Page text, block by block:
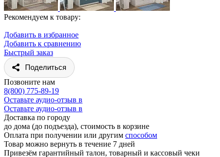
Рекомендуем к товару:
Добавить в избранное
Добавить к сравнению
Быстрый заказ
Поделиться
Позвоните нам
8(800) 775-89-19
Оставьте аудио-отзыв в
Оставьте аудио-отзыв в
Доставка по городу
до дома (до подъезда), стоимость в корзине
Оплата при получении или другим способом
Товар можно вернуть в течение 7 дней
Привезём гарантийный талон, товарный и кассовый чеки